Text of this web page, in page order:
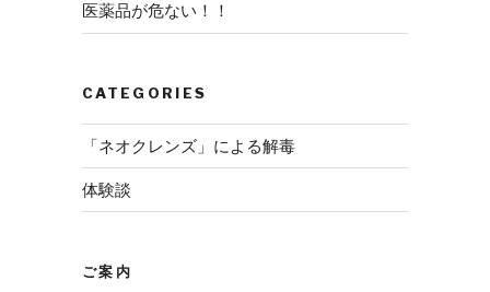
医薬品が危ない！！
CATEGORIES
「ネオクレンズ」による解毒
体験談
ご案内